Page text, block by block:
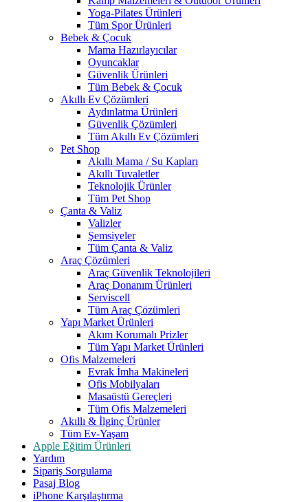
Yoga-Pilates Ürünleri
Tüm Spor Ürünleri
Bebek & Çocuk
Mama Hazırlayıcılar
Oyuncaklar
Güvenlik Ürünleri
Tüm Bebek & Çocuk
Akıllı Ev Çözümleri
Aydınlatma Ürünleri
Güvenlik Çözümleri
Tüm Akıllı Ev Çözümleri
Pet Shop
Akıllı Mama / Su Kapları
Akıllı Tuvaletler
Teknolojik Ürünler
Tüm Pet Shop
Çanta & Valiz
Valizler
Şemsiyeler
Tüm Çanta & Valiz
Araç Çözümleri
Araç Güvenlik Teknolojileri
Araç Donanım Ürünleri
Serviscell
Tüm Araç Çözümleri
Yapı Market Ürünleri
Akım Korumalı Prizler
Tüm Yapı Market Ürünleri
Ofis Malzemeleri
Evrak İmha Makineleri
Ofis Mobilyaları
Masaüstü Gereçleri
Tüm Ofis Malzemeleri
Akıllı & İlginç Ürünler
Tüm Ev-Yaşam
Apple Eğitim Ürünleri
Yardım
Sipariş Sorgulama
Pasaj Blog
iPhone Karşılaştırma